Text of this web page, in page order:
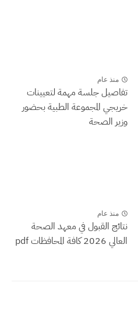
منذ عام
تفاصيل جلسة مهمة لتعيينات
خريجي المجموعة الطبية بحضور
وزير الصحة
منذ عام
نتائج القبول في معهد الصحة
العالي 2026 كافة المحافظات pdf